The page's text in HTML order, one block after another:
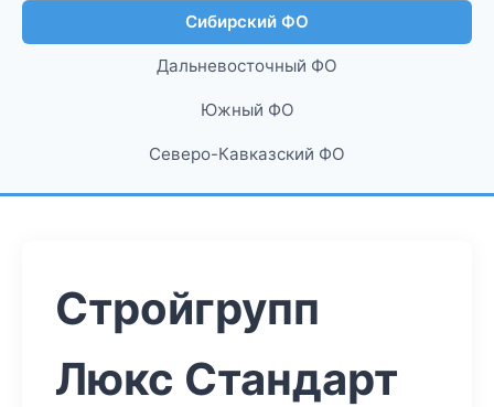
Сибирский ФО
Дальневосточный ФО
Южный ФО
Северо-Кавказский ФО
Стройгрупп
Люкс Стандарт